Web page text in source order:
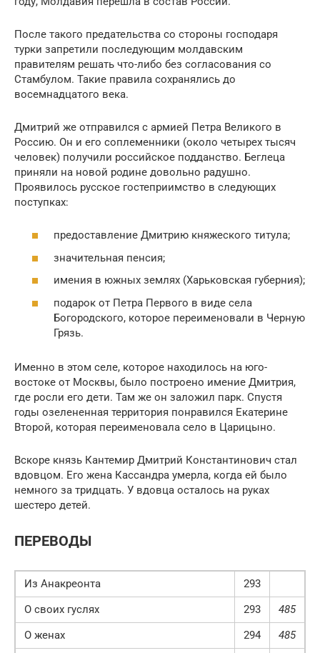
После такого предательства со стороны господаря
турки запретили последующим молдавским
правителям решать что-либо без согласования со
Стамбулом. Такие правила сохранялись до
восемнадцатого века.
Дмитрий же отправился с армией Петра Великого в
Россию. Он и его соплеменники (около четырех тысяч
человек) получили российское подданство. Беглеца
приняли на новой родине довольно радушно.
Проявилось русское гостеприимство в следующих
поступках:
предоставление Дмитрию княжеского титула;
значительная пенсия;
имения в южных землях (Харьковская губерния);
подарок от Петра Первого в виде села
Богородского, которое переименовали в Черную
Грязь.
Именно в этом селе, которое находилось на юго-
востоке от Москвы, было построено имение Дмитрия,
где росли его дети. Там же он заложил парк. Спустя
годы озелененная территория понравился Екатерине
Второй, которая переименовала село в Царицыно.
Вскоре князь Кантемир Дмитрий Константинович стал
вдовцом. Его жена Кассандра умерла, когда ей было
немного за тридцать. У вдовца осталось на руках
шестеро детей.
ПЕРЕВОДЫ
Из Анакреонта
293
О своих гуслях
293
485
О женах
294
485